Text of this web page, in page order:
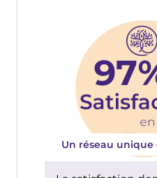
Un réseau unique